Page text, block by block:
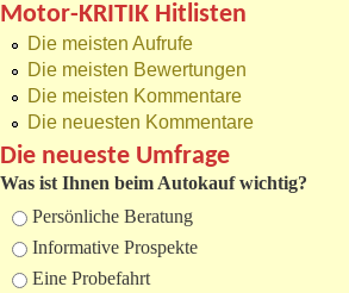
Motor-KRITIK Hitlisten
Die meisten Aufrufe
Die meisten Bewertungen
Die meisten Kommentare
Die neuesten Kommentare
Die neueste Umfrage
Was ist Ihnen beim Autokauf wichtig?
Auswahlmöglichkeiten
Persönliche Beratung
Informative Prospekte
Eine Probefahrt